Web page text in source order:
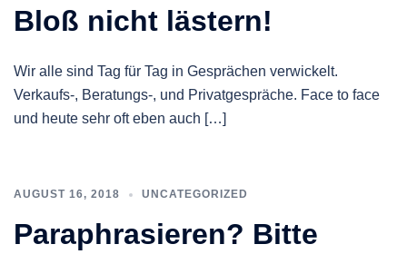
Bloß nicht lästern!
Wir alle sind Tag für Tag in Gesprächen verwickelt.
Verkaufs-, Beratungs-, und Privatgespräche. Face to face
und heute sehr oft eben auch […]
AUGUST 16, 2018 UNCATEGORIZED
Paraphrasieren? Bitte